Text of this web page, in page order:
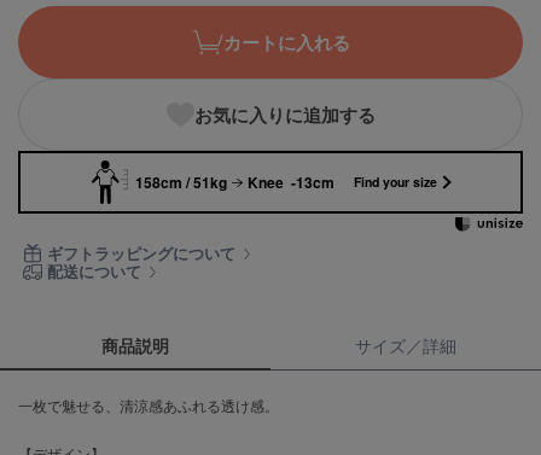
バンドリヤー
Barbour
バブアー
ビヨンドクローゼット
Calvin Klein
カルバン・クライン
Clarks Premium
カートに入れる
お気に入りに追加する
158cm / 51kg Knee -13cm Find your size
ギフトラッピングについて
配送について
商品説明 サイズ／詳細
一枚で魅せる、清涼感あふれる透け感。